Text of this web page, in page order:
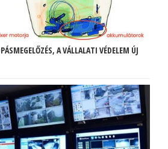
A VÁLLALATI VÉDELEM ÚJ